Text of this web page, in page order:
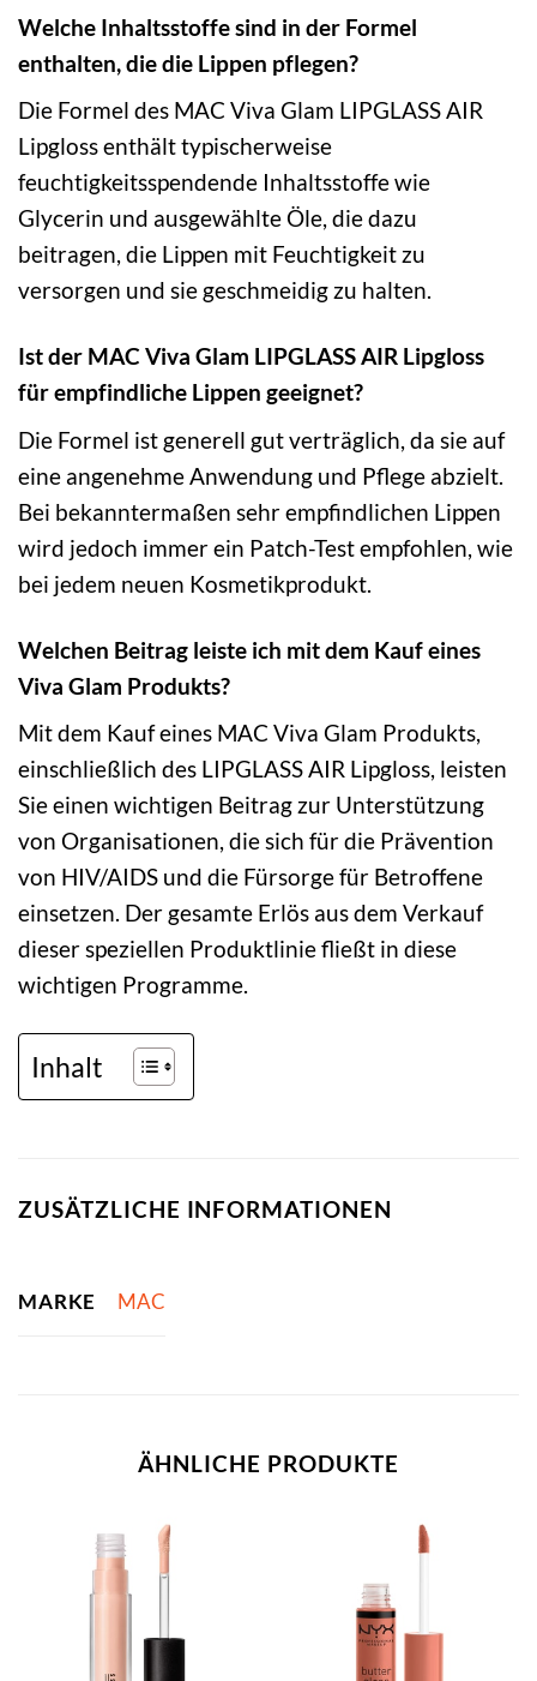
Welche Inhaltsstoffe sind in der Formel
enthalten, die die Lippen pflegen?
Die Formel des MAC Viva Glam LIPGLASS AIR
Lipgloss enthält typischerweise
feuchtigkeitsspendende Inhaltsstoffe wie
Glycerin und ausgewählte Öle, die dazu
beitragen, die Lippen mit Feuchtigkeit zu
versorgen und sie geschmeidig zu halten.
Ist der MAC Viva Glam LIPGLASS AIR Lipgloss
für empfindliche Lippen geeignet?
Die Formel ist generell gut verträglich, da sie auf
eine angenehme Anwendung und Pflege abzielt.
Bei bekanntermaßen sehr empfindlichen Lippen
wird jedoch immer ein Patch-Test empfohlen, wie
bei jedem neuen Kosmetikprodukt.
Welchen Beitrag leiste ich mit dem Kauf eines
Viva Glam Produkts?
Mit dem Kauf eines MAC Viva Glam Produkts,
einschließlich des LIPGLASS AIR Lipgloss, leisten
Sie einen wichtigen Beitrag zur Unterstützung
von Organisationen, die sich für die Prävention
von HIV/AIDS und die Fürsorge für Betroffene
einsetzen. Der gesamte Erlös aus dem Verkauf
dieser speziellen Produktlinie fließt in diese
wichtigen Programme.
Inhalt
ZUSÄTZLICHE INFORMATIONEN
MARKE MAC
ÄHNLICHE PRODUKTE